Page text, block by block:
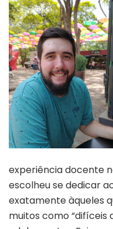
experiência docente
escolheu se dedicar
exatamente àqueles
muitos como “difíceis